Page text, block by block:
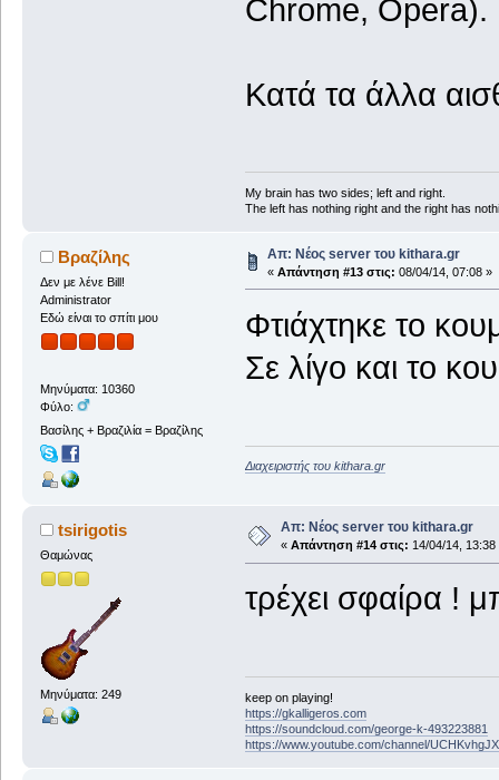
Chrome, Opera).
Κατά τα άλλα
My brain has two sides; left and right.
The left has nothing right and the right has
Βραζίλης
Δεν με λένε Bill!
Administrator
Εδώ είναι το σπίτι μου
Μηνύματα: 10360
Φύλο:
Βασίλης + Βραζιλία = Βραζίλης
Απ: Νέος server του kithara.gr
« Απάντηση #13 στις: 08/04/14, 07:08 »
Φτιάχτηκε το
Σε λίγο και το
Διαχειριστής του kithara.gr
tsirigotis
Θαμώνας
Μηνύματα: 249
Απ: Νέος server του kithara.gr
« Απάντηση #14 στις: 14/04/14, 13:38
τρέχει σφαίρα !
keep on playing!
https://gkalligeros.com
https://soundcloud.com/george-k-493223881
https://www.youtube.com/channel/